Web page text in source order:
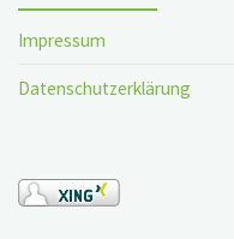
Impressum
Datenschutzerklärung